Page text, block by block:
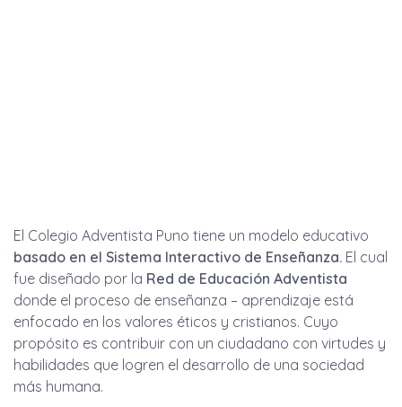
El Colegio Adventista Puno tiene un modelo educativo
basado en el Sistema Interactivo de Enseñanza. El cual
fue diseñado por la Red de Educación Adventista
donde el proceso de enseñanza – aprendizaje está
enfocado en los valores éticos y cristianos. Cuyo
propósito es contribuir con un ciudadano con virtudes y
habilidades que logren el desarrollo de una sociedad
más humana.